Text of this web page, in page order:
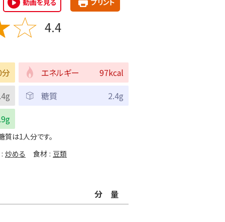
動画を見る プリント
4.4
分 エネルギー
97kcal
糖質
2.4g
質は1人分です。
炒める 食材 豆類
分量